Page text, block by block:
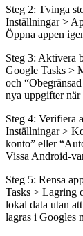
Steg 2: Tvinga
Inställningar >
Öppna appen
Steg 3: Aktivera
Google Tasks >
och
nya uppgifter
Steg 4: Verifiera
Inställningar >
konto” eller
Vissa Android-
Steg 5: Rensa
Tasks > Lagring
lokal data utan
lagras i Googles